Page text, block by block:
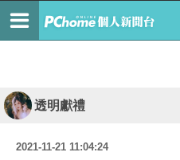
透明獻禮
2021-11-21 11:04:24